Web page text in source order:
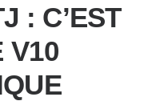
: C’EST
V10